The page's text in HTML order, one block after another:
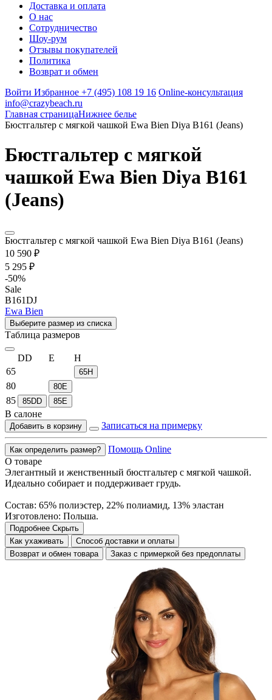
Доставка и оплата
О нас
Сотрудничество
Шоу-рум
Отзывы покупателей
Политика
Возврат и обмен
Войти Избранное +7 (495) 108 19 16 Online-консультация
info@crazybeach.ru
Главная страницаНижнее белье
Бюстгальтер с мягкой чашкой Ewa Bien Diya B161 (Jeans)
Бюстгальтер с мягкой
чашкой Ewa Bien Diya B161
(Jeans)
Бюстгальтер с мягкой чашкой Ewa Bien Diya B161 (Jeans)
10 590 ₽
5 295 ₽
-50%
Sale
B161DJ
Ewa Bien
Выберите размер из списка
Таблица размеров
DD E
H
65
65H
80 80E
85 85DD 85E
В салоне
Добавить в корзину Записаться на примерку
Как определить размер?
Помощь Online
О товаре
Элегантный и женственный бюстгальтер с мягкой чашкой.
Идеально собирает и поддерживает грудь.
Состав: 65% полиэстер, 22% полиамид, 13% эластан
Изготовлено: Польша.
Подробнее Скрыть
Как ухаживать
Способ доставки и оплаты
Возврат и обмен товара
Заказ с примеркой без предоплаты